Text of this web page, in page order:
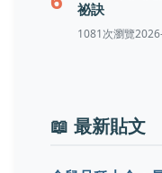
祕訣
1081次瀏覽
📖 最新貼文